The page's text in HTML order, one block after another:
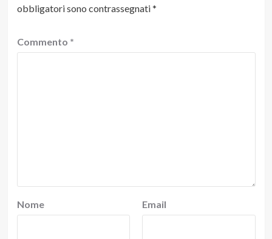
obbligatori sono contrassegnati*
Commento *
Nome Email